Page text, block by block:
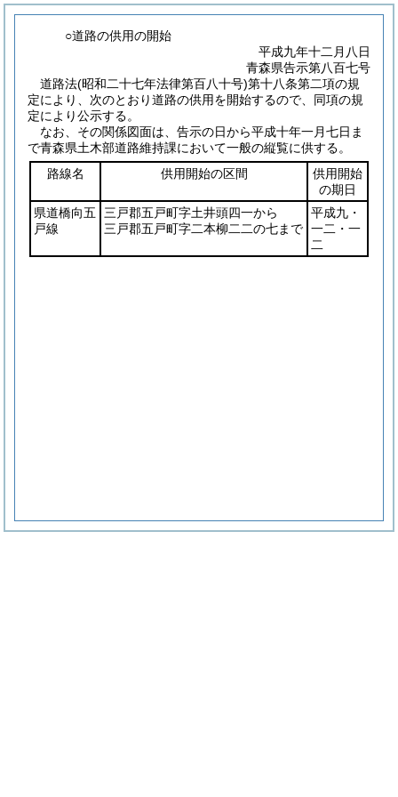
○道路の供用の開始
平成九年十二月八日
青森県告示第八百七号
道路法(昭和二十七年法律第百八十号)第十八条第二項の規
定により、次のとおり道路の供用を開始するので、同項の規
定により公示する。
なお、その関係図面は、告示の日から平成十年一月七日ま
で青森県土木部道路維持課において一般の縦覧に供する。
路線名
供用開始の区間
供用開始
の期日
県道橋向五
戸線
三戸郡五戸町字土井頭四一から
三戸郡五戸町字二本柳二二の七まで
平成九・
一二・一
二